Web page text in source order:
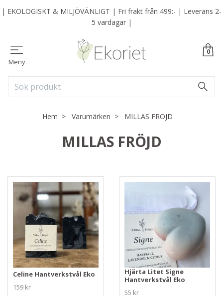
| EKOLOGISKT & MILJÖVÄNLIGT | Fri frakt från 499:- | Leverans 2-
5 vardagar |
Meny
0
Hem Varumärken MILLAS FRÖJD
MILLAS FRÖJD
Celine Hantverkstvål Eko
159 kr
Hjärta Litet Signe
Hantverkstvål Eko
55 kr